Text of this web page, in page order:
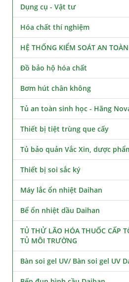
Dụng cụ - Vật tư
Hóa chất thí nghiệm
HỆ THỐNG KIỂM SOÁT AN TOÀN
Đồ bảo hộ hóa chất
Bơm hút chân không
Tủ an toàn sinh học - Hãng
Thiết bị tiệt trùng que cấy
Tủ bảo quản Vắc Xin, dược
Thiết bị soi sắc ký
Máy lắc ổn nhiệt Daihan
Bể ổn nhiệt dầu Daihan
TỦ THỬ LÃO HÓA THUỐC CẤP
TỦ MÔI TRƯỜNG
Bàn soi gel UV/ Bàn soi gel UV